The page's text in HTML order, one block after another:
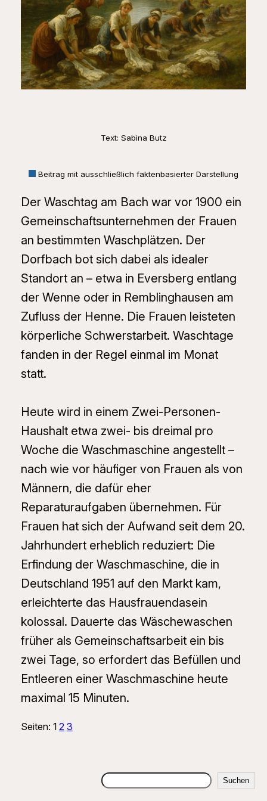
Text: Sabina Butz
Beitrag mit ausschließlich faktenbasierter Darstellung
Der Waschtag am Bach war vor 1900 ein
Gemeinschaftsunternehmen der Frauen
an bestimmten Waschplätzen. Der
Dorfbach bot sich dabei als idealer
Standort an – etwa in Eversberg entlang
der Wenne oder in Remblinghausen am
Zufluss der Henne. Die Frauen leisteten
körperliche Schwerstarbeit. Waschtage
fanden in der Regel einmal im Monat
statt.
Heute wird in einem Zwei-Personen-
Haushalt etwa zwei- bis dreimal pro
Woche die Waschmaschine angestellt –
nach wie vor häufiger von Frauen als von
Männern, die dafür eher
Reparaturaufgaben übernehmen. Für
Frauen hat sich der Aufwand seit dem 20.
Jahrhundert erheblich reduziert: Die
Erfindung der Waschmaschine, die in
Deutschland 1951 auf den Markt kam,
erleichterte das Hausfrauendasein
kolossal. Dauerte das Wäschewaschen
früher als Gemeinschaftsarbeit ein bis
zwei Tage, so erfordert das Befüllen und
Entleeren einer Waschmaschine heute
maximal 15 Minuten.
Seiten: 1 2 3
Suchen